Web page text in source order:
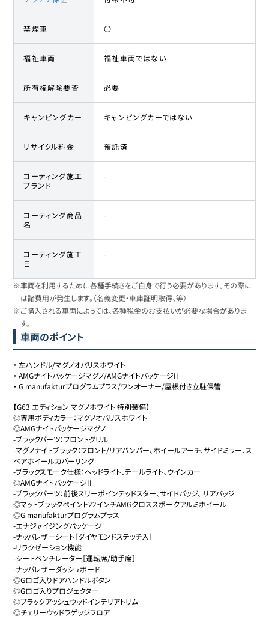
禁煙車 〇
福祉車両 福祉車両ではない
所有権解除要否 必要
キャンピングカー キャンピングカーではない
リサイクル料金 預託済
コーティング施工
ブランド
-
コーティング商品
名
-
コーティング施工
日
-
※車両を利用するために各種手続きをご自身で行う必要があります。その際に
は諸費用が発生します。（名義変更・車庫証明取得、等）
※ご購入される車両によっては、各種税金のお支払いが必要な場合がありま
す。
車両のポイント
・左ハンドル/マグノオパリスホワイト
・AMGナイトパッケージマグノ/AMGナイトパッケージII
・G manufakturプログラムプラス/ワンオーナー/屋根付き立駐保管
【G63 エディション マグノホワイト 特別装備】
◎専用ボディカラー：マグノオパリスホワイト
◎AMGナイトパッケージマグノ
-ブラックパーツ：フロントグリル
-マグノナイトブラック：フロント/リアバンパー、ホイールアーチ、サイドミラー、ス
ペアホイールカバーリング
-ブラックスモーク仕様：ヘッドライト、テールライト、ウインカー
◎AMGナイトパッケージII
-ブラックパーツ：前後スリーポインテッドスター、サイドバッジ、 リアバッジ
◎マットブラックペイント22インチAMGクロススポークアルミホイール
◎G manufakturプログラムプラス
-エナジャイジングパッケージ
-ナッパレザーシート［ダイヤモンドステッチ入］
-リラクゼーション機能
-シートベンチレーター［運転席/助手席］
-ナッパレザーダッシュボード
◎Gロゴ入りドアハンドルボタン
◎Gロゴ入りプロジェクター
◎ブラックアッシュウッドインテリアトリム
◎チェリーウッドラゲッジフロア